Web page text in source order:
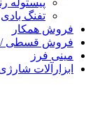
پیستوله رنگ
تفنگ بادی
همکار
قسطی / چک
فرز
شارژی